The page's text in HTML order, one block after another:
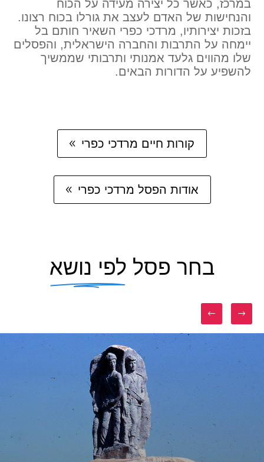
במרכז, כאשר כל יצירה מעידה על הכוח
והנחישות של האדם לעצב את גורלו בכוח רצונו.
בזכות יצירותיו, מרדכי כפרי השאיר חותם בל
יימחה על התרבות והחברה הישראלית, והפסלים
שלו מהווים גלעד אמנותי ותרבותי שממשיך
להשפיע על הדורות הבאים.
קורות חיים מרדכי כפרי
אודות הפסל מרדכי כפרי
בחר פסל לפי נושא